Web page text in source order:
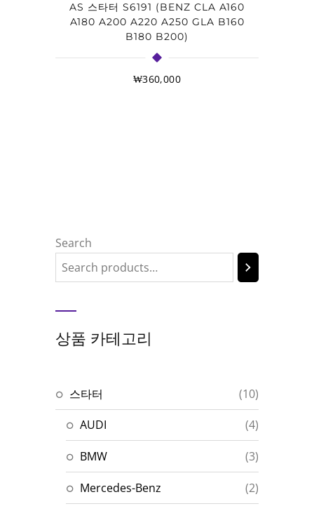
Search
상품 카테고리
스타터
(10)
AUDI
(4)
BMW (3)
Mercedes-Benz (2)
AS 스타터 S6191 (BENZ CLA A160
A180 A200 A220 A250 GLA B160
B180 B200)
₩360,000